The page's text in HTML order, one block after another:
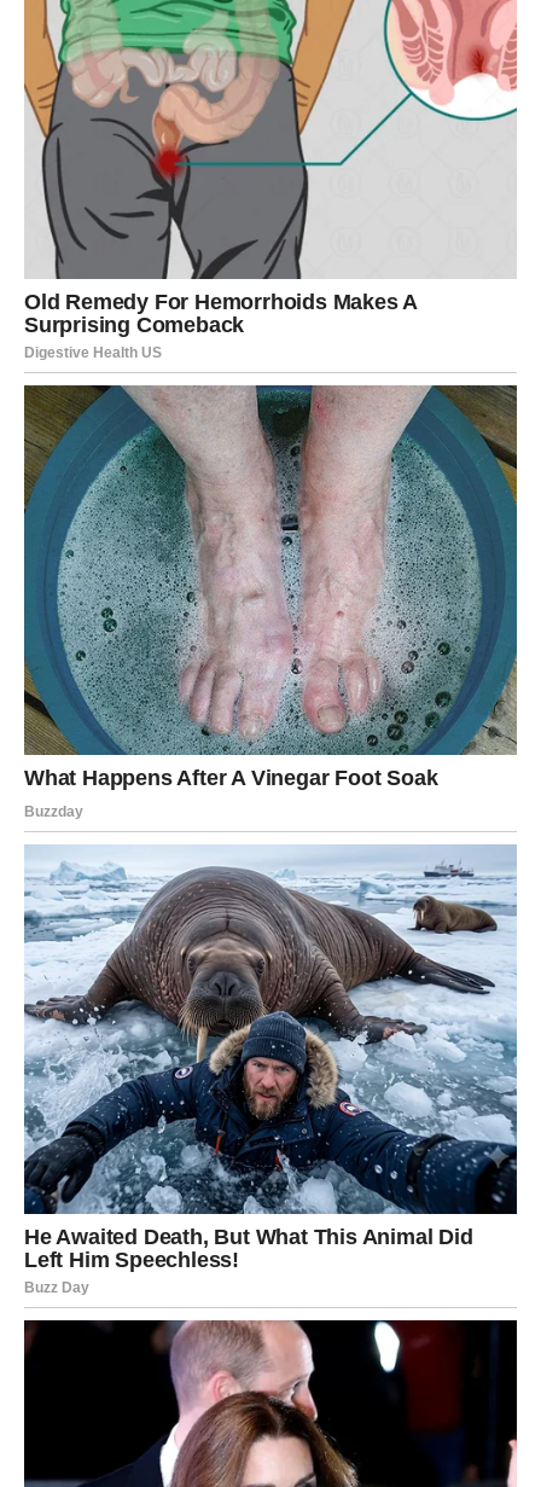
Vaga danas traži ravnotežu između srca i razuma
. Ako
ste u vezi, ovo je dan lepih razgovora, pomirenja i
vraćanja harmonije. Partner pokazuje spremnost na
kompromis, što vam mnogo znači.
Slobodne Vage mogu imati susret koji deluje sudbinski –
neko ko vas odmah razume i sa kim razgovor teče
prirodno. Ljubav danas dolazi tiho, bez drame, ali sa
dubokim osećajem pripadnosti.
ŠKORPIJA
Škorpija danas oseća snažnu strast i emotivnu dubinu.
Ako ste u vezi, emocije su intenzivne – može doći do
ljubomore, ali i do izuzetne bliskosti. Iskrenost je ključ.
Slobodne Škorpije privlače osobe koje nose misteriju.
Ovo je dan za duboke poglede, snažnu hemiju i osećaj da
se nešto važno rađa. Površni odnosi vas danas ne
zanimaju.
STRELAC
Strelac danas balansira između potrebe za slobodom i
želje za emotivnom povezanošću. Ako ste u vezi,
razgovor o budućnosti može vas dodatno zbližiti, ali samo
ako ste iskreni.
Slobodni Strelčevi mogu upoznati osobu koja deli njihove
ideale, ljubav prema životu i avanturi. Ljubav danas dolazi
kroz iskrenost, smeh i osećaj da možete biti svoji bez
maski.
JARAC
Jarac danas pokazuje ljubav kroz dela. Ako ste u vezi,
partner oseća vašu posvećenost i stabilnost. Ovo je dan
kada se donose ozbiljne odluke – zajednički planovi,
razgovori o budućnosti.
Slobodni Jarčevi mogu započeti odnos koji deluje mirno,
ali ima snažan potencijal. Ovo je ljubav koja raste polako,
ali sigurno.
VODOLIJA
Vodolija danas tražimentalnu i emotivnu povezanost
Ako ste u vezi, važno je da partner razume vašu potrebu